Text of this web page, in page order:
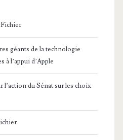
géants de la technologie
l’appui d’Apple
du Sénat sur les choix